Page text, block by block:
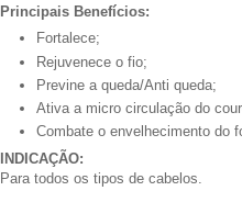
Principais Benefícios:
Fortalece;
Rejuvenece o fio;
Previne a queda/Anti queda;
Ativa a micro circulação do
Combate o envelhecimento do
INDICAÇÃO:
Para todos os tipos de cabelos.